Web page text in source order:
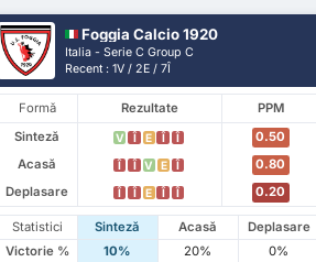
Foggia Calcio 1920
Italia - Serie C Group C
Recent : 1V / 2E / 7Î
Formă Rezultate
PPM
Sinteză
V Î E Î Î
0.50
Acasă
Î Î V E Î
0.80
Deplasare
Î Î E Î Î 0.20
Statistici Sinteză Acasă
Deplasare
Victorie %
10% 20%
0%